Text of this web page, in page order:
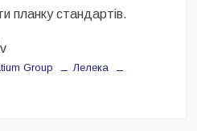
планку стандартів.
Group
Лелека